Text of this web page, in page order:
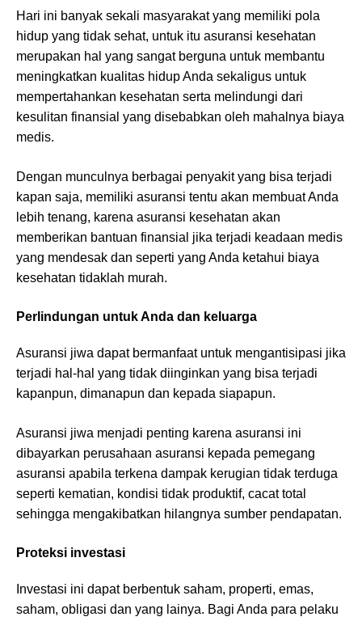
Hari ini banyak sekali masyarakat yang memiliki pola
hidup yang tidak sehat, untuk itu asuransi kesehatan
merupakan hal yang sangat berguna untuk membantu
meningkatkan kualitas hidup Anda sekaligus untuk
mempertahankan kesehatan serta melindungi dari
kesulitan finansial yang disebabkan oleh mahalnya biaya
medis.
Dengan munculnya berbagai penyakit yang bisa terjadi
kapan saja, memiliki asuransi tentu akan membuat Anda
lebih tenang, karena asuransi kesehatan akan
memberikan bantuan finansial jika terjadi keadaan medis
yang mendesak dan seperti yang Anda ketahui biaya
kesehatan tidaklah murah.
Perlindungan untuk Anda dan keluarga
Asuransi jiwa dapat bermanfaat untuk mengantisipasi jika
terjadi hal-hal yang tidak diinginkan yang bisa terjadi
kapanpun, dimanapun dan kepada siapapun.
Asuransi jiwa menjadi penting karena asuransi ini
dibayarkan perusahaan asuransi kepada pemegang
asuransi apabila terkena dampak kerugian tidak terduga
seperti kematian, kondisi tidak produktif, cacat total
sehingga mengakibatkan hilangnya sumber pendapatan.
Proteksi investasi
Investasi ini dapat berbentuk saham, properti, emas,
saham, obligasi dan yang lainya. Bagi Anda para pelaku